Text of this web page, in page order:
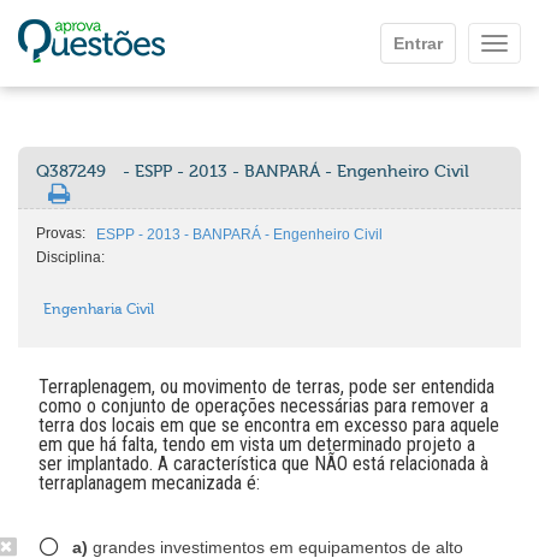
Entrar
Q387249 - ESPP - 2013 - BANPARÁ - Engenheiro Civil
Provas:
ESPP - 2013 - BANPARÁ - Engenheiro Civil
Disciplina:
Engenharia Civil
Terraplenagem, ou movimento de terras, pode ser entendida
como o conjunto de operações necessárias para remover a
terra dos locais em que se encontra em excesso para aquele
em que há falta, tendo em vista um determinado projeto a
ser implantado. A característica que NÃO está relacionada à
terraplanagem mecanizada é:
a) grandes investimentos em equipamentos de alto